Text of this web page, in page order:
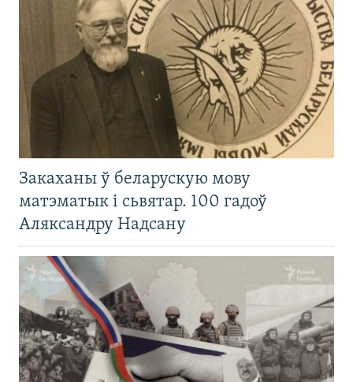
Закаханы ў беларускую мову
матэматык і сьвятар. 100 гадоў
Аляксандру Надсану